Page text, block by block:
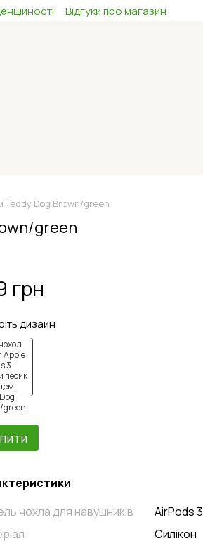
Відгуки про магазин
Teddy Dog Brown/green
green
грн
дизайн
чохла для навушників
AirPods 3
Силікон